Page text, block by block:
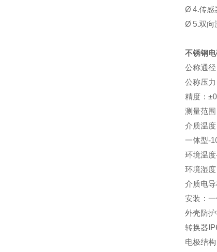
Ø 4.传感
Ø 5.双向
不锈钢
公称通
公称压
精度：
测量范
介质温
一体型-
环境温
环境湿
介质电
安装：
外壳防
转换器
电极结